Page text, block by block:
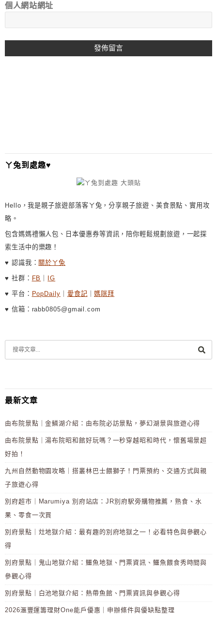
個人網站網址
I
V
ㄚ兔到處趣♥
Hello，我是親子旅遊部落客ㄚ兔，分享親子旅遊、美食景點、實用攻
略。
包含媽媽禮懶人包、日本優惠券等資訊，陪你輕鬆規劃旅遊，一起探
索生活中的樂趣！
♥ 認識我： 關於ㄚ兔
♥ 社群： FB IG
♥ 平台： PopDaily 愛食記 ｜媽咪拜
♥ 信箱：rabb0805@gmail.com
最新文章
由布院景點｜金鱗湖介紹：由布院必訪景點，夢幻湖景與旅遊心得
由布院景點｜湯布院昭和館好玩嗎？一秒穿越昭和時代，懷舊場景超
好拍！
九州自然動物園攻略｜搭叢林巴士餵獅子！門票預約、交通方式與親
子旅遊心得
別府超市｜Marumiya 別府站店：JR別府駅旁購物推薦，熟食、水
果、零食一次買
別府景點｜灶地獄介紹：最有趣的別府地獄之一！必看特色與參觀心
得
別府景點｜鬼山地獄介紹：鱷魚地獄、門票資訊、鱷魚餵食秀時間與
參觀心得
別府景點｜白池地獄介紹：熱帶魚館、門票資訊與參觀心得
2026滙豐運籌理財One能戶優惠｜申辦條件與優缺點整理